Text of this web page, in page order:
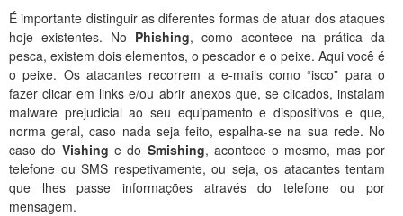
É importante distinguir as diferentes formas de atuar dos ataques
hoje existentes. No Phishing, como acontece na prática da
pesca, existem dois elementos, o pescador e o peixe. Aqui você é
o peixe. Os atacantes recorrem a e-mails como “isco” para o
fazer clicar em links e/ou abrir anexos que, se clicados, instalam
malware prejudicial ao seu equipamento e dispositivos e que,
norma geral, caso nada seja feito, espalha-se na sua rede. No
caso do Vishing e do Smishing, acontece o mesmo, mas por
telefone ou SMS respetivamente, ou seja, os atacantes tentam
que lhes passe informações através do telefone ou por
mensagem.